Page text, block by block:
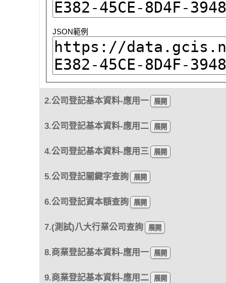
JSON範例
2.公司登記基本資料-應用一
3.公司登記基本資料-應用二
4.公司登記基本資料-應用三
5.公司登記關鍵字查詢
6.公司登記資本額查詢
7.(測試)八大行業公司查詢
8.商業登記基本資料-應用一
9.商業登記基本資料-應用二